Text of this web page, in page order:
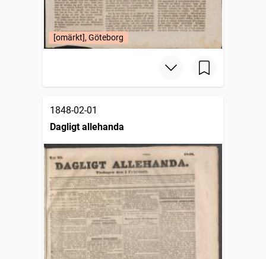
[omärkt], Göteborg
1848-02-01
Dagligt allehanda